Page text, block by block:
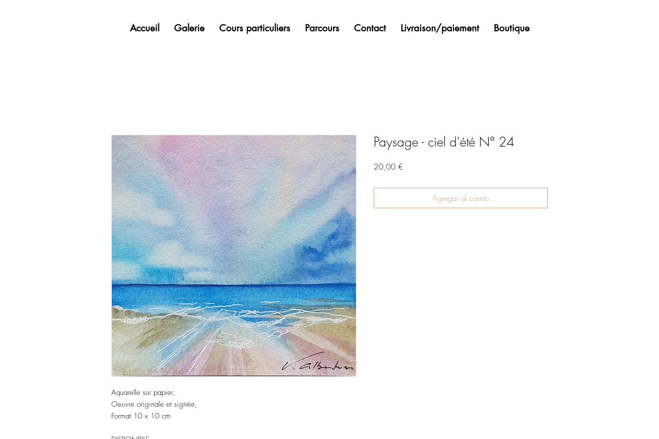
Accueil Galerie Cours particuliers Parcours Contact Livraison/paiement Boutique
Aquarelle sur papier,
Oeuvre originale et signée,
Format 10 x 10 cm
Paysage - ciel d'été N° 24
20,00 €
Agregar al carrito